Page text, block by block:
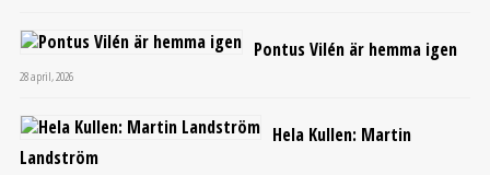
Pontus Vilén är hemma igen
28 april, 2026
Hela Kullen: Martin
Landström